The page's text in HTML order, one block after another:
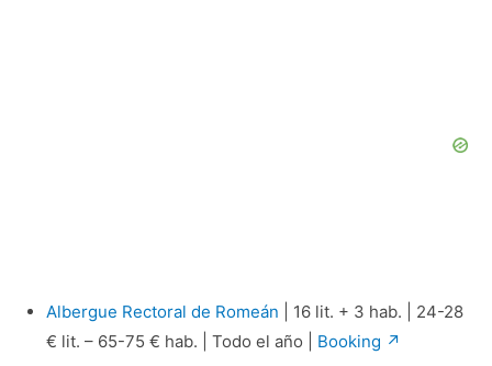
Albergue Rectoral de Romeán | 16 lit. + 3 hab. | 24-28
€ lit. – 65-75 € hab. | Todo el año | Booking ↗